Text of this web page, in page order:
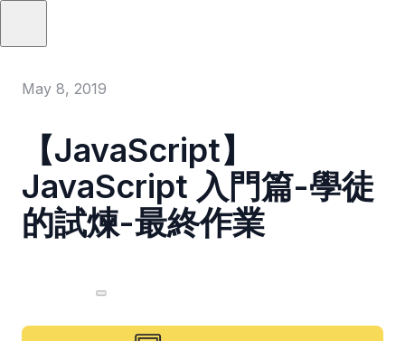
May 8, 2019
【JavaScript】
JavaScript 入門篇-學徒
的試煉-最終作業